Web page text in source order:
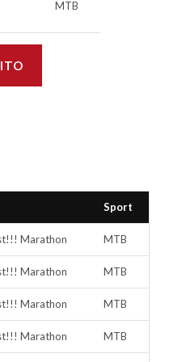
MTB
Sport
Marathon MTB
Marathon MTB
Marathon MTB
Marathon MTB